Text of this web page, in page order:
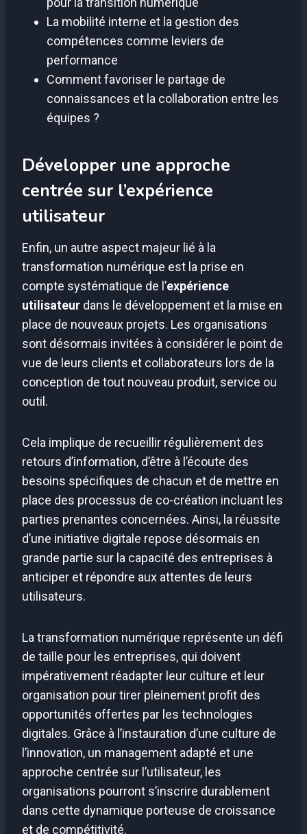
La mobilité interne et la gestion des
compétences comme leviers de
performance
Comment favoriser le partage de
connaissances et la collaboration entre les
équipes ?
Développer une approche
centrée sur l’expérience
utilisateur
Enfin, un autre aspect majeur lié à la
transformation numérique est la prise en
compte systématique de l’expérience
utilisateur dans le développement et la mise en
place de nouveaux projets. Les organisations
sont désormais invitées à considérer le point de
vue de leurs clients et collaborateurs lors de la
conception de tout nouveau produit, service ou
outil.
Cela implique de recueillir régulièrement des
retours d’information, d’être à l’écoute des
besoins spécifiques de chacun et de mettre en
place des processus de co-création incluant les
parties prenantes concernées. Ainsi, la réussite
d’une initiative digitale repose désormais en
grande partie sur la capacité des entreprises à
anticiper et répondre aux attentes de leurs
utilisateurs.
La transformation numérique représente un défi
de taille pour les entreprises, qui doivent
impérativement réadapter leur culture et leur
organisation pour tirer pleinement profit des
opportunités offertes par les technologies
digitales. Grâce à l’instauration d’une culture de
l’innovation, un management adapté et une
approche centrée sur l’utilisateur, les
organisations pourront s’inscrire durablement
dans cette dynamique porteuse de croissance
et de compétitivité.